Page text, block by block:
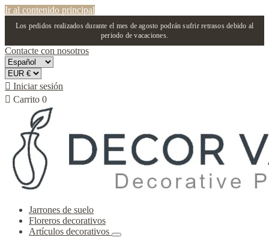
Ir al contenido principal
Los pedidos realizados durante el mes de agosto podrán sufrir retrasos debido al
periodo de vacaciones.
Contacte con nosotros
 Iniciar sesión
 Carrito 0
Jarrones de suelo
Floreros decorativos
Artículos decorativos